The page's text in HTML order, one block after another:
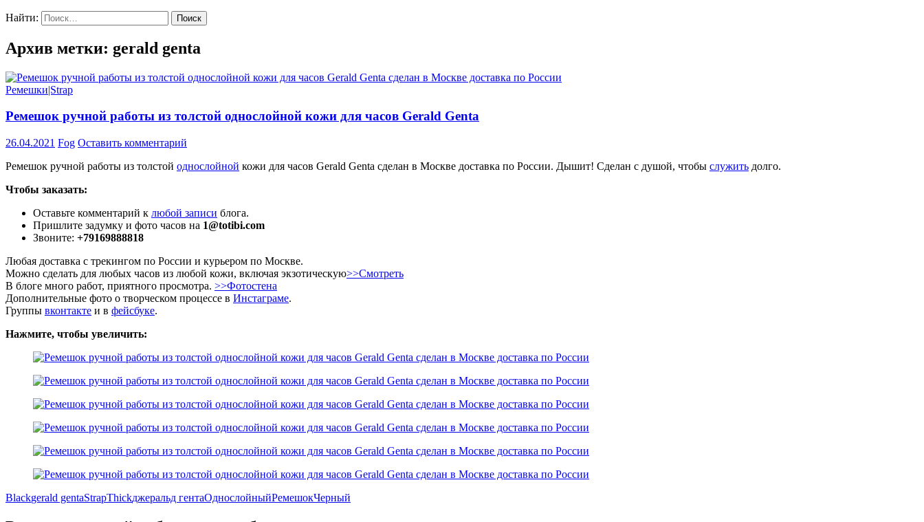
Найти:
Архив метки: gerald genta
Ремешки|Strap
Ремешок ручной работы из толстой однослойной кожи для часов Gerald Genta
26.04.2021 Fog Оставить комментарий
Ремешок ручной работы из толстой однослойной кожи для часов Gerald Genta сделан в Москве доставка по России. Дышит! Сделан с душой, чтобы служить долго.
Чтобы заказать:
Оставьте комментарий к любой записи блога.
Пришлите задумку и фото часов на 1@totibi.com
Звоните: +79169888818
Любая доставка с трекингом по России и курьером по Москве.
Можно сделать для любых часов из любой кожи, включая экзотическую>>Смотреть
В блоге много работ, приятного просмотра. >>Фотостена
Дополнительные фото о творческом процессе в Инстаграме.
Группы вконтакте и в фейсбуке.
Нажмите, чтобы увеличить:
Blackgerald gentaStrapThickджеральд гентаОднослойныйРемешокЧерный